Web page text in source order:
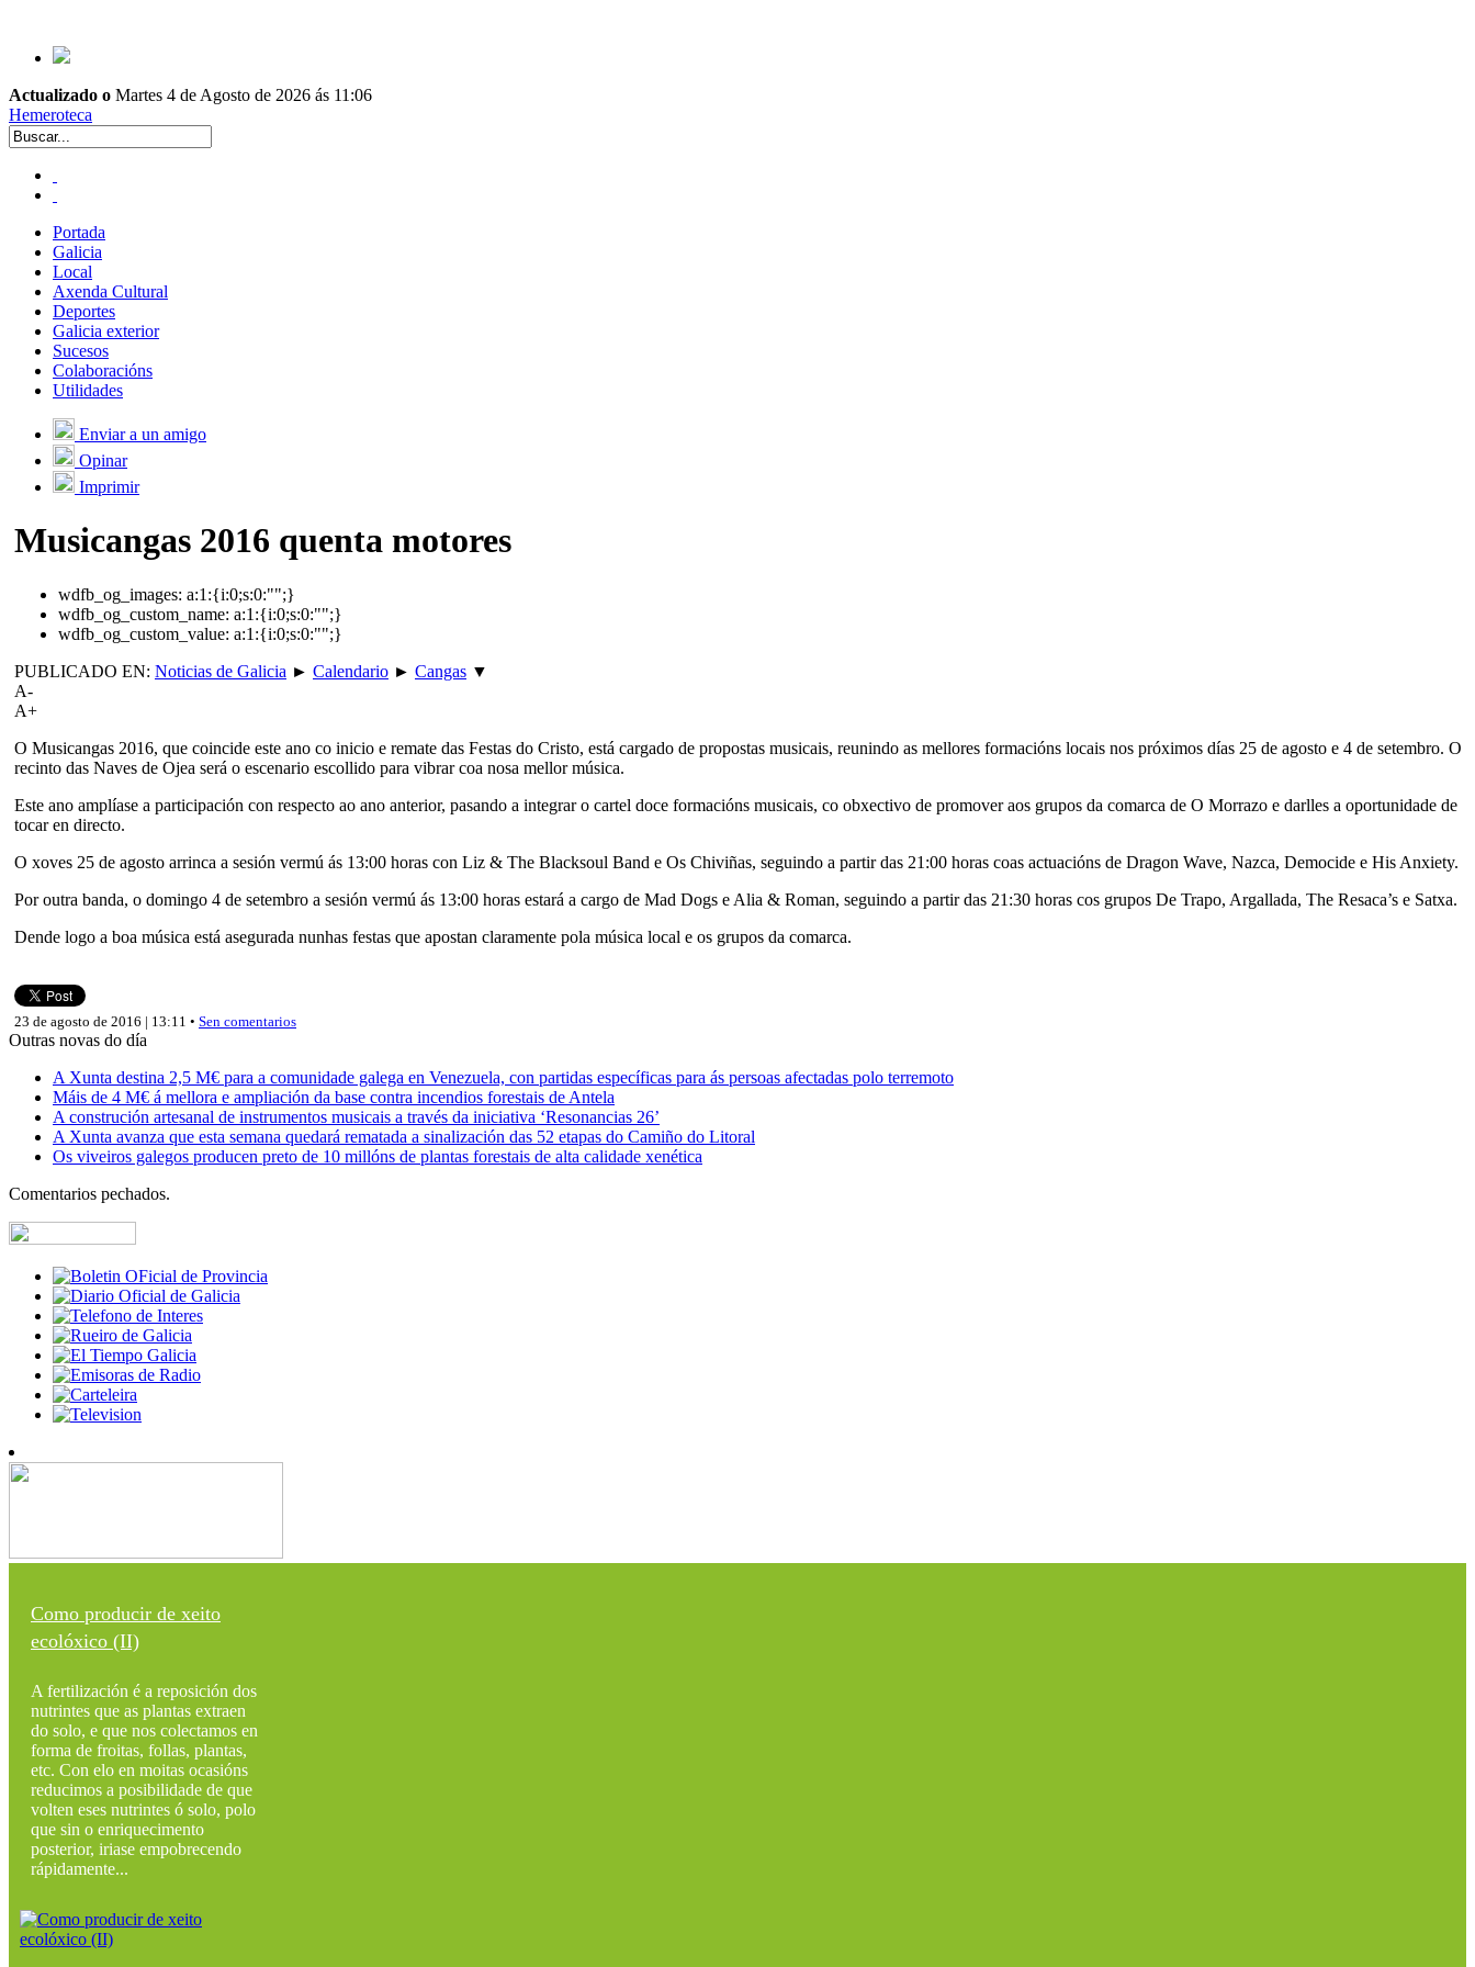
Actualizado o Martes 4 de Agosto de 2026 ás 11:06
Hemeroteca
Portada
Galicia
Local
Axenda Cultural
Deportes
Galicia exterior
Sucesos
Colaboracións
Utilidades
Enviar a un amigo
Opinar
Imprimir
Musicangas 2016 quenta motores
wdfb_og_images: a:1:{i:0;s:0:"";}
wdfb_og_custom_name: a:1:{i:0;s:0:"";}
wdfb_og_custom_value: a:1:{i:0;s:0:"";}
PUBLICADO EN: Noticias de Galicia ► Calendario ► Cangas ▼
A-
A+
O Musicangas 2016, que coincide este ano co inicio e remate das Festas do Cristo, está cargado de propostas musicais, reunindo as mellores formacións locais nos próximos días 25 de agosto e 4 de setembro. O
recinto das Naves de Ojea será o escenario escollido para vibrar coa nosa mellor música.
Este ano amplíase a participación con respecto ao ano anterior, pasando a integrar o cartel doce formacións musicais, co obxectivo de promover aos grupos da comarca de O Morrazo e darlles a oportunidade de
tocar en directo.
O xoves 25 de agosto arrinca a sesión vermú ás 13:00 horas con Liz & The Blacksoul Band e Os Chiviñas, seguindo a partir das 21:00 horas coas actuacións de Dragon Wave, Nazca, Democide e His Anxiety.
Por outra banda, o domingo 4 de setembro a sesión vermú ás 13:00 horas estará a cargo de Mad Dogs e Alia & Roman, seguindo a partir das 21:30 horas cos grupos De Trapo, Argallada, The Resaca’s e Satxa.
Dende logo a boa música está asegurada nunhas festas que apostan claramente pola música local e os grupos da comarca.
23 de agosto de 2016 | 13:11 • Sen comentarios
Outras novas do día
A Xunta destina 2,5 M€ para a comunidade galega en Venezuela, con partidas específicas para ás persoas afectadas polo terremoto
Máis de 4 M€ á mellora e ampliación da base contra incendios forestais de Antela
A construción artesanal de instrumentos musicais a través da iniciativa ‘Resonancias 26’
A Xunta avanza que esta semana quedará rematada a sinalización das 52 etapas do Camiño do Litoral
Os viveiros galegos producen preto de 10 millóns de plantas forestais de alta calidade xenética
Comentarios pechados.
Como producir de xeito
ecolóxico (II)
A fertilización é a reposición dos
nutrintes que as plantas extraen
do solo, e que nos colectamos en
forma de froitas, follas, plantas,
etc. Con elo en moitas ocasións
reducimos a posibilidade de que
volten eses nutrintes ó solo, polo
que sin o enriquecimento
posterior, iriase empobrecendo
rápidamente...